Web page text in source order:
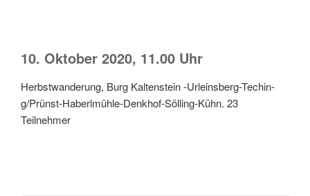
10. Oktober 2020, 11.00 Uhr
Herbst­wan­de­rung, Burg Kal­ten­stein ‑Urleins­berg-Techin­
g/Prünst-Haberl­müh­le-Denk­hof-Söl­ling-Kühn. 23
Teilnehmer